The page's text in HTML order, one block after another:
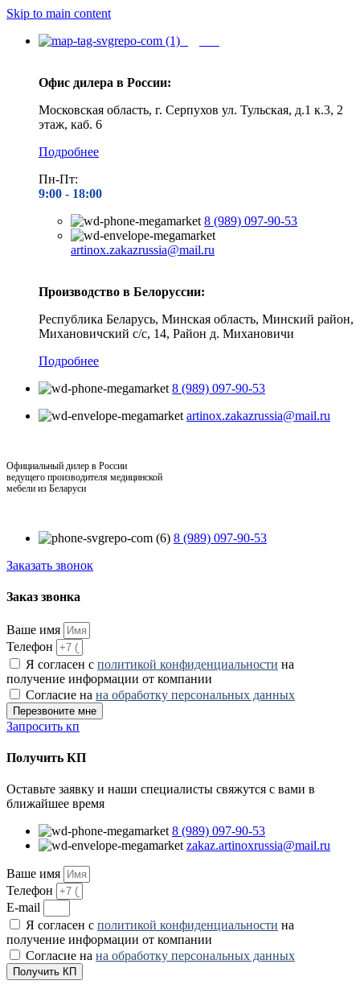
Skip to main content
Офис дилера в России:
Московская область, г. Серпухов ул. Тульская, д.1 к.3, 2
этаж, каб. 6
Подробнее
Пн-Пт:
9:00 - 18:00
8 (989) 097-90-53
artinox.zakazrussia@mail.ru
Производство в Белоруссии:
Республика Беларусь, Минская область, Минский район,
Михановичский с/с, 14, Район д. Михановичи
Подробнее
8 (989) 097-90-53
artinox.zakazrussia@mail.ru
Официальный дилер в России
ведущего производителя медицинской
мебели из Беларуси
8 (989) 097-90-53
Заказать звонок
Заказ звонка
Ваше имя
Телефон
Я согласен с политикой конфиденциальности на
получение информации от компании
Согласие на на обработку персональных данных
Перезвоните мне
Запросить кп
Получить КП
Оставьте заявку и наши специалисты свяжутся с вами в
ближайшее время
8 (989) 097-90-53
zakaz.artinoxrussia@mail.ru
Ваше имя
Телефон
E-mail
Я согласен с политикой конфиденциальности на
получение информации от компании
Согласие на на обработку персональных данных
Получить КП